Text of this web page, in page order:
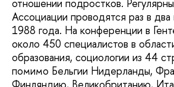
отношении подростков.
Ассоциации проводятся раз в два
1988 года. На конференции в
около 450 специалистов в
образования, социологии из 44
помимо Бельгии Нидерланды,